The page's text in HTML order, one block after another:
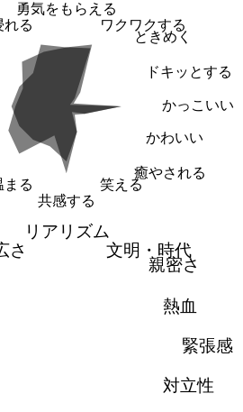
勇気をもらえる
ワクワクする
ときめく
ドキッとする
かっこいい
かわいい
癒やされる
笑える
共感する
まる
れる
リアリズム
文明・時代
親密さ
熱血
緊張感
対立性
さ